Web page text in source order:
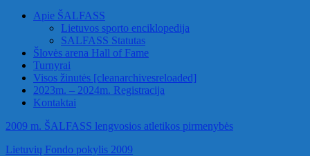
Apie ŠALFASS
Lietuvos sporto enciklopedija
SALFASS Statutas
Šlovės arena Hall of Fame
Turnyrai
Visos žinutės [cleanarchivesreloaded]
2023m. – 2024m. Registracija
Kontaktai
2009 m. ŠALFASS lengvosios atletikos pirmenybės
Lietuvių Fondo pokylis 2009